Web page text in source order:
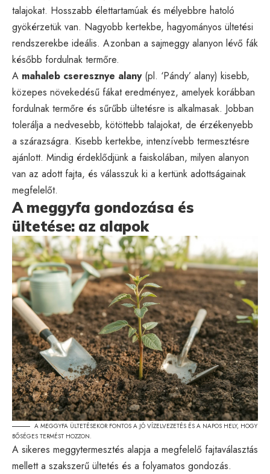
talajokat. Hosszabb élettartamúak és mélyebbre hatoló
gyökérzetük van. Nagyobb kertekbe, hagyományos ültetési
rendszerekbe ideális. Azonban a sajmeggy alanyon lévő fák
később fordulnak termőre.
A mahaleb cseresznye alany(pl. ‘Pándy’ alany) kisebb,
közepes növekedésű fákat eredményez, amelyek korábban
fordulnak termőre és sűrűbb ültetésre is alkalmasak. Jobban
tolerálja a nedvesebb, kötöttebb talajokat, de érzékenyebb
a szárazságra. Kisebb kertekbe, intenzívebb termesztésre
ajánlott. Mindig érdeklődjünk a faiskolában, milyen alanyon
van az adott fajta, és válasszuk ki a kertünk adottságainak
megfelelőt.
A meggyfa gondozása és
ültetése: az alapok
A MEGGYFA ÜLTETÉSEKOR FONTOS A JÓ VÍZELVEZETÉS ÉS A NAPOS HELY, HOGY
BŐSÉGES TERMÉST HOZZON.
A sikeres meggytermesztés alapja a megfelelő fajtaválasztás
mellett a szakszerű ültetés és a folyamatos gondozás.